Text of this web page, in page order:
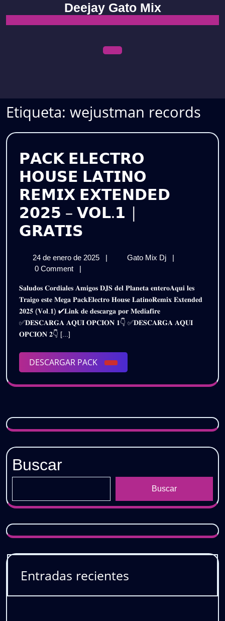
content
Deejay Gato Mix
Etiqueta: wejustman records
𝗣𝗔𝗖𝗞 𝗘𝗟𝗘𝗖𝗧𝗥𝗢
𝗛𝗢𝗨𝗦𝗘 𝗟𝗔𝗧𝗜𝗡𝗢
𝗥𝗘𝗠𝗜𝗫 𝗘𝗫𝗧𝗘𝗡𝗗𝗘𝗗
𝟮𝟬𝟮𝟱 – 𝗩𝗢𝗟.𝟭 |
𝗚𝗥𝗔𝗧𝗜𝗦
𝗛𝗢𝗨𝗦𝗘
𝗟𝗔𝗧𝗜𝗡𝗢
𝗥𝗘𝗠𝗜𝗫
𝗘𝗫𝗧𝗘𝗡𝗗𝗘𝗗
–
𝗩𝗢𝗟.𝟭
|
24 de enero de 2025
24
de
2025
| Gato Mix Dj
𝗣𝗔𝗖𝗞
𝗟𝗔𝗧𝗜𝗡𝗢
𝗥𝗘𝗠𝗜𝗫
𝟮𝟬𝟮𝟱
|
0 Comment
|
𝐒𝐚𝐥𝐮𝐝𝐨𝐬 𝐂𝐨𝐫𝐝𝐢𝐚𝐥𝐞𝐬 𝐀𝐦𝐢𝐠𝐨𝐬 𝐃𝐉𝐒 𝐝𝐞𝐥 𝐏𝐥𝐚𝐧𝐞𝐭𝐚 𝐞𝐧𝐭𝐞𝐫𝐨𝐀𝐪𝐮𝐢 𝐥𝐞𝐬
𝐓𝐫𝐚𝐢𝐠𝐨 𝐞𝐬𝐭𝐞 𝐌𝐞𝐠𝐚 𝐏𝐚𝐜𝐤𝐄𝐥𝐞𝐜𝐭𝐫𝐨 𝐇𝐨𝐮𝐬𝐞 𝐋𝐚𝐭𝐢𝐧𝐨𝐑𝐞𝐦𝐢𝐱 𝐄𝐱𝐭𝐞𝐧𝐝𝐞𝐝
𝟐𝟎𝟐𝟓 (𝐕𝐨𝐥.𝟏) ✔𝐋𝐢𝐧𝐤 𝐝𝐞 𝐝𝐞𝐬𝐜𝐚𝐫𝐠𝐚 𝐩𝐨𝐫 𝐌𝐞𝐝𝐢𝐚𝐟𝐢𝐫𝐞
✅𝐃𝐄𝐒𝐂𝐀𝐑𝐆𝐀 𝐀𝐐𝐔𝐈 𝐎𝐏𝐂𝐈𝐎𝐍 𝟏👇 ✅𝐃𝐄𝐒𝐂𝐀𝐑𝐆𝐀 𝐀𝐐𝐔𝐈
𝐎𝐏𝐂𝐈𝐎𝐍 𝟐👇 [...]
DESCARGAR PACK
DESCARGAR
PACK
Buscar
Buscar
Entradas recientes